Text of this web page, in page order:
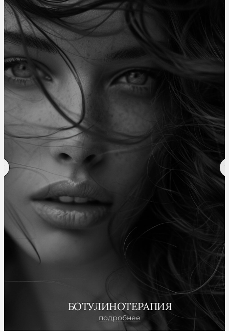
БОТУЛИНОТЕРАПИЯ
подробнее